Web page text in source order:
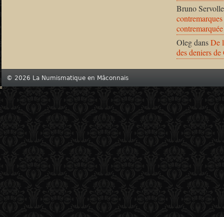
Bruno Servolle
OlegdansDe
des deniers
© 2026 La Numismatique en Mâconnais